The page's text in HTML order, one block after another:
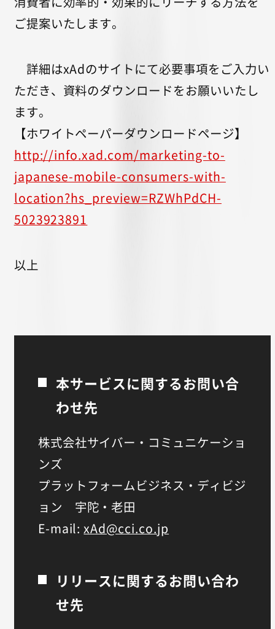
ご提案いたします。
詳細はxAdのサイトにて必要事項をご入力い
ただき、資料のダウンロードをお願いいたし
ます。
【ホワイトペーパーダウンロードページ】
http://info.xad.com/marketing-to-
japanese-mobile-consumers-with-
location?hs_preview=RZWhPdCH-
5023923891
以上
本サービスに関するお問い合
わせ先
株式会社サイバー・コミュニケーショ
ンズ
プラットフォームビジネス・ディビジ
ョン 宇陀・老田
E-mail:xAd@cci.co.jp
リリースに関するお問い合わ
せ先